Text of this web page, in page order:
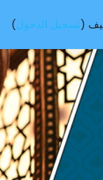
(تسجيل الدخول)